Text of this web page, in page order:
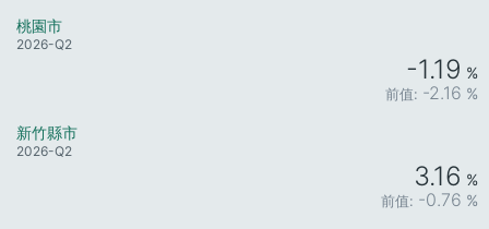
桃園市
2026-Q2
-1.19 %
-2.16 %
新竹縣市
2026-Q2
3.16 %
-0.76 %